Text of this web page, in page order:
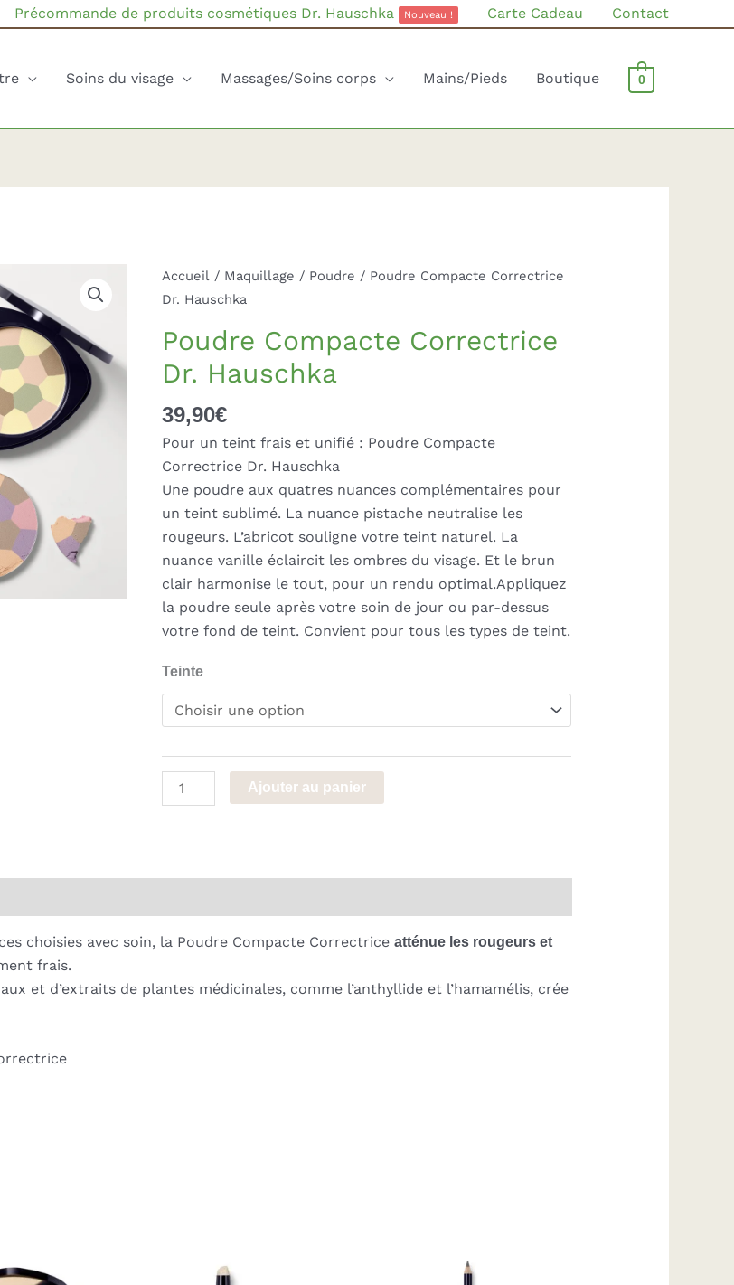
Précommande de produits cosmétiques Dr. Hauschka Nouveau ! Carte Cadeau Contact
Soins du visage Massages/Soins corps Mains/Pieds Boutique 0
Accueil / Maquillage / Poudre / Poudre Compacte Correctrice
Dr. Hauschka
Poudre Compacte Correctrice
Dr. Hauschka
39,90€
Pour un teint frais et unifié : Poudre Compacte
Correctrice Dr. Hauschka
Une poudre aux quatres nuances complémentaires pour
un teint sublimé. La nuance pistache neutralise les
rougeurs. L’abricot souligne votre teint naturel. La
nuance vanille éclaircit les ombres du visage. Et le brun
clair harmonise le tout, pour un rendu optimal.Appliquez
la poudre seule après votre soin de jour ou par-dessus
votre fond de teint. Convient pour tous les types de teint.
Teinte
quantité
de
Correctrice
Ajouter au panier
choisies avec soin, la Poudre Compacte Correctrice atténue les rougeurs et
frais.
et d’extraits de plantes médicinales, comme l’anthyllide et l’hamamélis, crée